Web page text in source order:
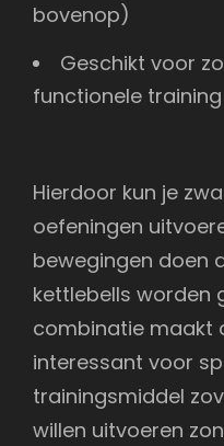
bovenop)
Geschikt voor
functionele training
Hierdoor kun je
oefeningen
bewegingen doen
kettlebells worden
combinatie maakt
interessant voor
trainingsmiddel
willen uitvoeren